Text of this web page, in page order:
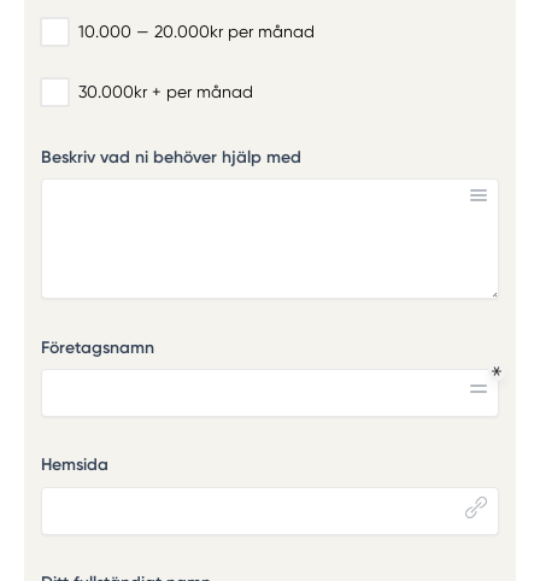
10.000 — 20.000kr per månad
30.000kr + per månad
Beskriv vad ni behöver hjälp med
Företagsnamn
Hemsida